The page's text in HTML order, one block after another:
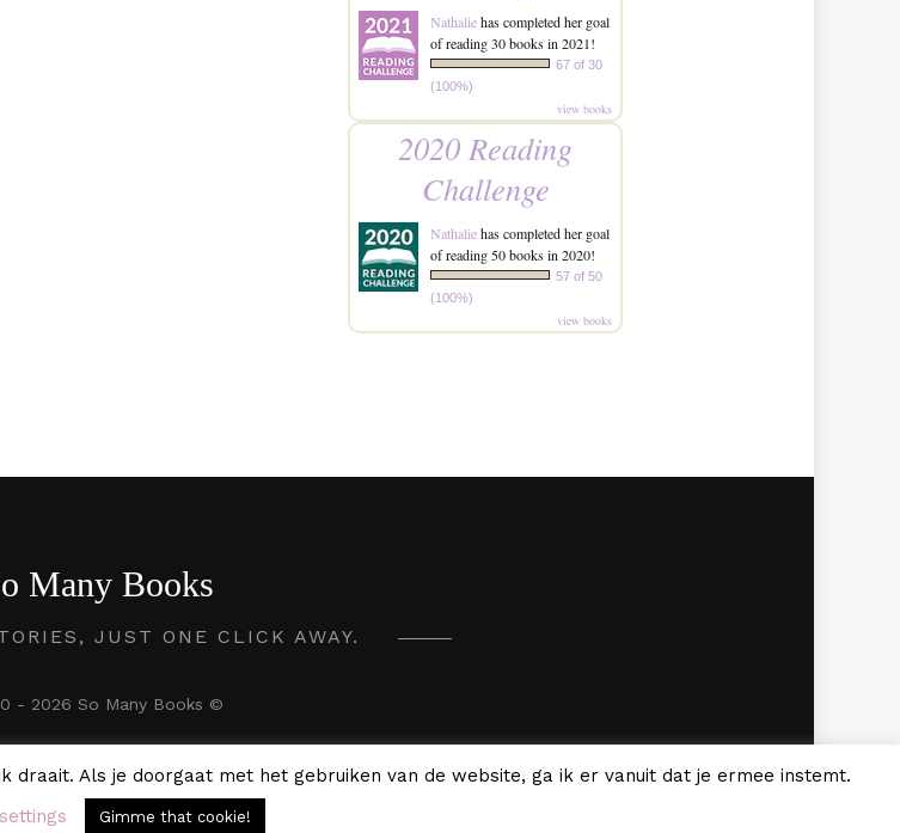
Nathaliehas completed her goal
of reading 30 books in 2021!
67 of 30
(100%)
view books
2020 Reading
Challenge
Nathaliehas completed her goal
of reading 50 books in 2020!
57 of 50
(100%)
view books
Many Books
JUST ONE CLICK AWAY.
- 2026 So Many Books ©
Als je doorgaat met het gebruiken van de website, ga ik er vanuit dat je ermee instemt.
Gimme that cookie!